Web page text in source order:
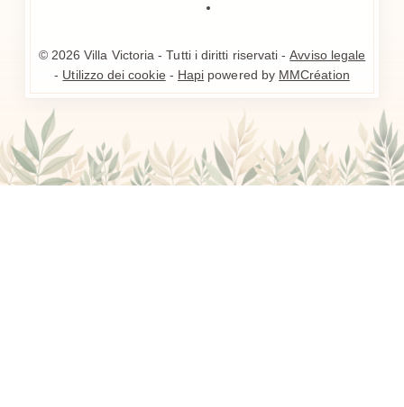
© 2026 Villa Victoria - Tutti i diritti riservati -Avviso legale
- Utilizzo dei cookie - Hapi powered by MMCréation